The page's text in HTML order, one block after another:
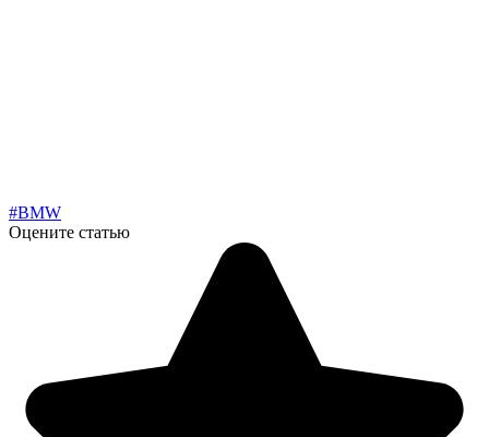
#BMW
Оцените статью